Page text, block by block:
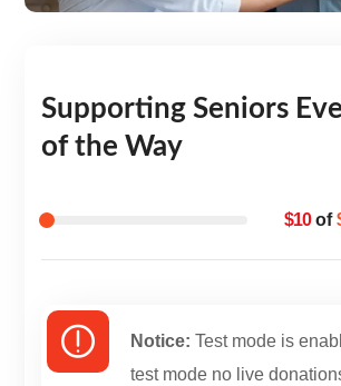
Supporting Seniors
of the Way
$10of
Notice: Test mode is
test mode no live